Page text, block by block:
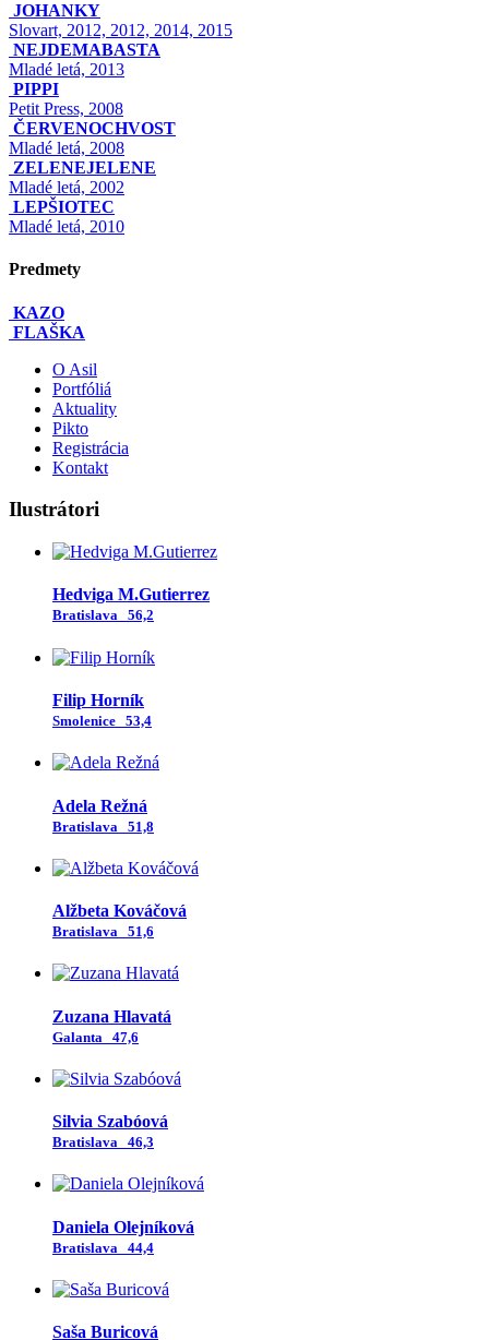
JOHANKY
Slovart, 2012, 2012, 2014, 2015
NEJDEMABASTA
Mladé letá, 2013
PIPPI
Petit Press, 2008
ČERVENOCHVOST
Mladé letá, 2008
ZELENEJELENE
Mladé letá, 2002
LEPŠIOTEC
Mladé letá, 2010
Predmety
KAZO
FLAŠKA
O Asil
Portfóliá
Aktuality
Pikto
Registrácia
Kontakt
Ilustrátori
Hedviga M.Gutierrez
Bratislava 56,2
Filip Horník
Smolenice 53,4
Adela Režná
Bratislava 51,8
Alžbeta Kováčová
Bratislava 51,6
Zuzana Hlavatá
Galanta 47,6
Silvia Szabóová
Bratislava 46,3
Daniela Olejníková
Bratislava 44,4
Saša Buricová